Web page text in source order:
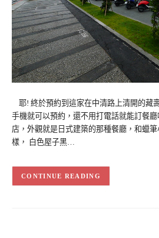
耶! 終於預約到這家在中清路上清開的藏
手機就可以預約，還不用打電話就能訂餐
店，外觀就是日式建築的那種餐廳，和蠟
樣， 白色屋子黑…
CONTINUE READING